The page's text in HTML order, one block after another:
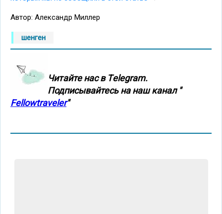
Автор: Александр Миллер
шенген
Читайте нас в Тelegram.
Подписывайтесь на наш канал "
Fellowtraveler"